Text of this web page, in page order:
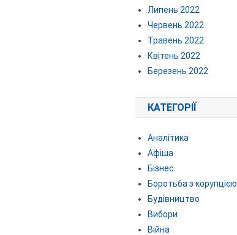
Липень 2022
Червень 2022
Травень 2022
Квітень 2022
Березень 2022
КАТЕГОРІЇ
Аналітика
Афіша
Бізнес
Боротьба з корупцією
Будівництво
Вибори
Війна